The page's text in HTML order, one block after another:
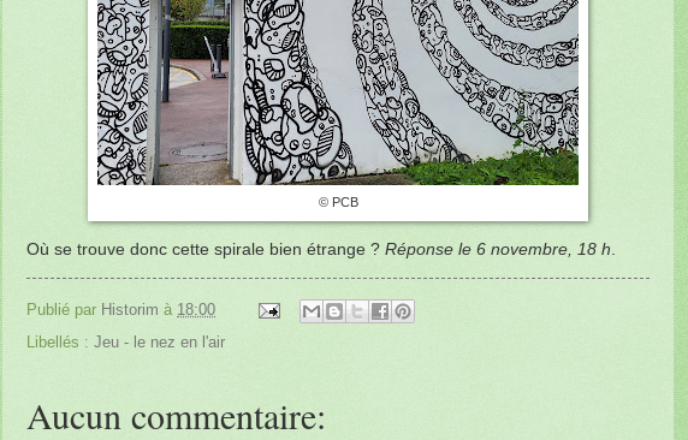
© PCB
Où se trouve donc cette spirale bien étrange ? Réponse le 6 novembre, 18 h
Publié par Historim à 18:00
Libellés : Jeu - le nez en l'air
Aucun commentaire: